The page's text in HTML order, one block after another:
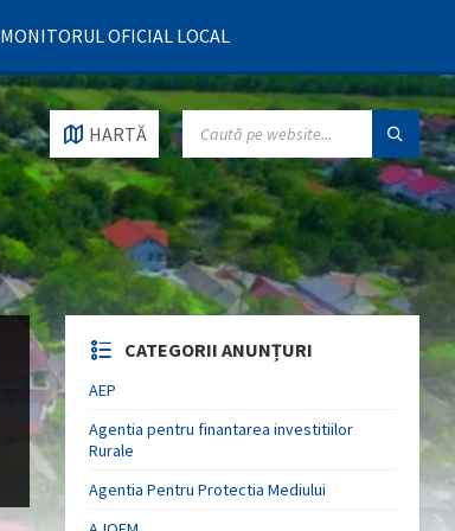
MONITORUL OFICIAL LOCAL
HARTĂ
SEARCH:
CATEGORII ANUNȚURI
AEP
Agentia pentru finantarea investitiilor
Rurale
Agentia Pentru Protectia Mediului